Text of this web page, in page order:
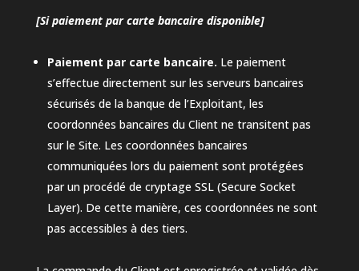
[Si paiement par carte bancaire disponible]
Paiement par carte bancaire. Le paiement
s’effectue directement sur les serveurs bancaires
sécurisés de la banque de l’Exploitant, les
coordonnées bancaires du Client ne transitent pas
sur le Site. Les coordonnées bancaires
communiquées lors du paiement sont protégées
par un procédé de cryptage SSL (Secure Socket
Layer). De cette manière, ces coordonnées ne sont
pas accessibles à des tiers.